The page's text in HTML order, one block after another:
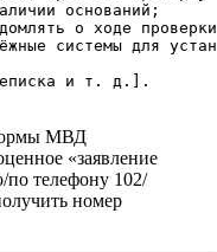
оснований;
о ходе
системы для
и т. д.].
МВД
«заявление
по телефону 102/
номер